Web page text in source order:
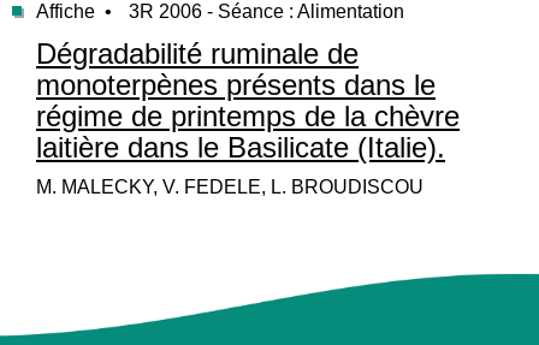
Affiche • 3R 2006 - Séance : Alimentation
Dégradabilité ruminale de
monoterpènes présents dans le
régime de printemps de la chèvre
laitière dans le Basilicate (Italie).
M. MALECKY, V. FEDELE, L. BROUDISCOU